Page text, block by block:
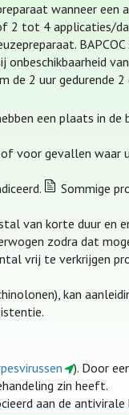
wanneer een
2 tot 4 applicaties/
2 uur gedurende
een plaats in de
of voor gevallen waar
Sommige
van korte duur en
zodra dat
vrij te verkrijgen
kan
). Door
zin heeft.
aan de antivirale